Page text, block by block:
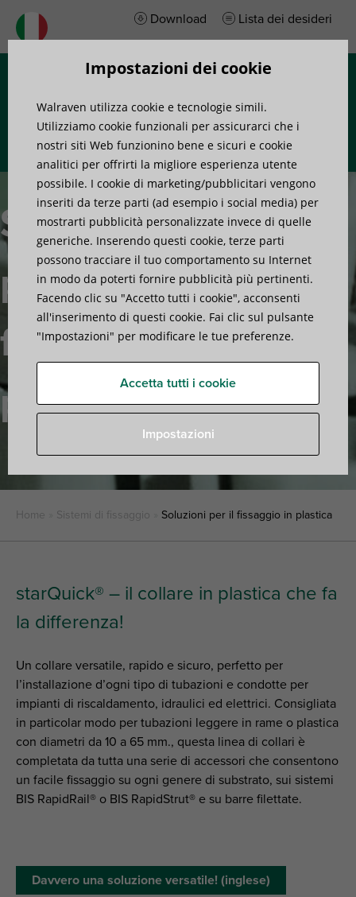
Download Lista dei desideri
Soluzioni
per il
fissaggio in
plastica
Home Sistemi di fissaggio Soluzioni per il fissaggio in plastica
starQuick® – il collare in plastica che fa
la differenza!
Un collare versatile, rapido e sicuro, perfetto per
l’installazione d’ogni tipo di tubazioni e condotte per
impianti di riscaldamento, idraulici ed elettrici. Consigliata
in particolar modo per tubazioni leggere in rame o plastica
con diametri da 10 a 65 mm., questa linea di collari è
completata da tutta una serie di accessori che consentono
un facile fissaggio su ogni genere di substrato, sui sistemi
BIS RapidRail® o BIS RapidStrut® e su barre filettate.
Davvero una soluzione versatile! (inglese)
Impostazioni dei cookie
Walraven utilizza cookie e tecnologie simili.
Utilizziamo cookie funzionali per assicurarci che i
nostri siti Web funzionino bene e sicuri e cookie
analitici per offrirti la migliore esperienza utente
possibile. I cookie di marketing/pubblicitari vengono
inseriti da terze parti (ad esempio i social media) per
mostrarti pubblicità personalizzate invece di quelle
generiche. Inserendo questi cookie, terze parti
possono tracciare il tuo comportamento su Internet
in modo da poterti fornire pubblicità più pertinenti.
Facendo clic su "Accetto tutti i cookie", acconsenti
all'inserimento di questi cookie. Fai clic sul pulsante
"Impostazioni" per modificare le tue preferenze.
Accetta tutti i cookie
Impostazioni